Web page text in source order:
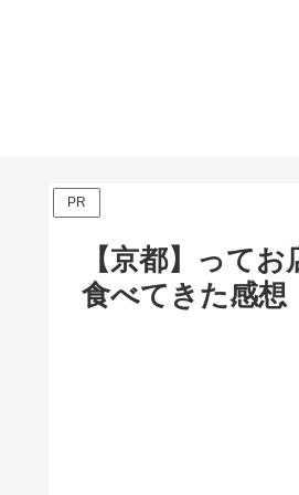
PR
【京都】って
食べてきた感想